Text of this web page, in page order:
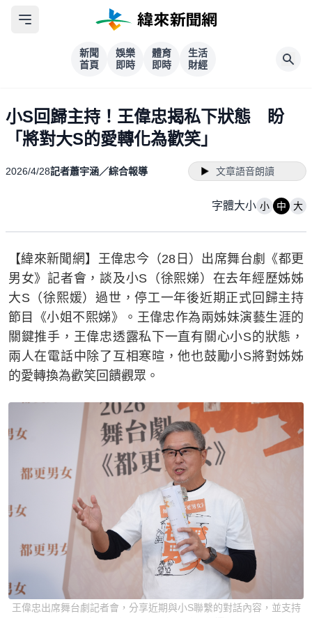
新聞
首頁
娛樂
即時
體育
即時
生活
財經
小S回歸主持！王偉忠揭私下狀態 盼
「將對大S的愛轉化為歡笑」
2026/4/28記者蕭宇涵／綜合報導 文章語音朗讀
字體大小 小 中 大
【緯來新聞網】王偉忠今（28日）出席舞台劇《都更
男女》記者會，談及小S（徐熙娣）在去年經歷姊姊
大S（徐熙媛）過世，停工一年後近期正式回歸主持
節目《小姐不熙娣》。王偉忠作為兩姊妹演藝生涯的
關鍵推手，王偉忠透露私下一直有關心小S的狀態，
兩人在電話中除了互相寒暄，他也鼓勵小S將對姊姊
的愛轉換為歡笑回饋觀眾。
王偉忠出席舞台劇記者會，分享近期與小S聯繫的對話內容，並支持